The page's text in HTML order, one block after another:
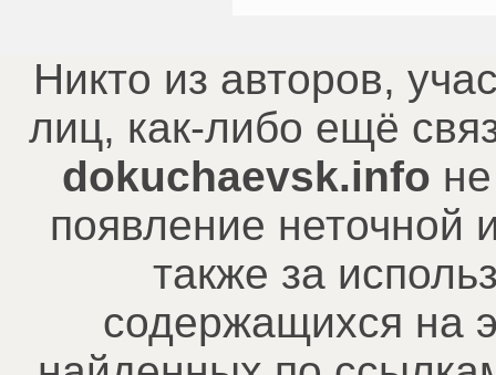
Никто из авторов,
лиц, как-либо ещё
dokuchaevsk.info
появление
также за
содержащихся на